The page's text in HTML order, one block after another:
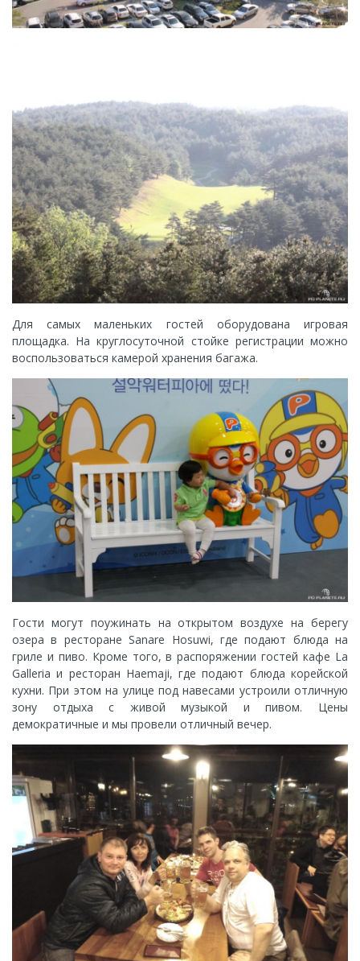
Для самых маленьких гостей оборудована игровая
площадка. На круглосуточной стойке регистрации можно
воспользоваться камерой хранения багажа.
Гости могут поужинать на открытом воздухе на берегу
озера в ресторане Sanare Hosuwi, где подают блюда на
гриле и пиво. Кроме того, в распоряжении гостей кафе La
Galleria и ресторан Haemaji, где подают блюда корейской
кухни. При этом на улице под навесами устроили отличную
зону отдыха с живой музыкой и пивом. Цены
демократичные и мы провели отличный вечер.